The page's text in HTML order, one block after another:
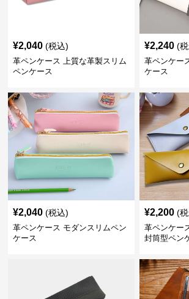
¥2,040 (税込)
革ペンケース 上質な革製スリム
ペンケース
¥2,240 (
革ペンケー
ケース
¥2,040 (税込)
革ペンケース モダンスリムペン
ケース
¥2,200 (
革ペンケー
封筒型ペン